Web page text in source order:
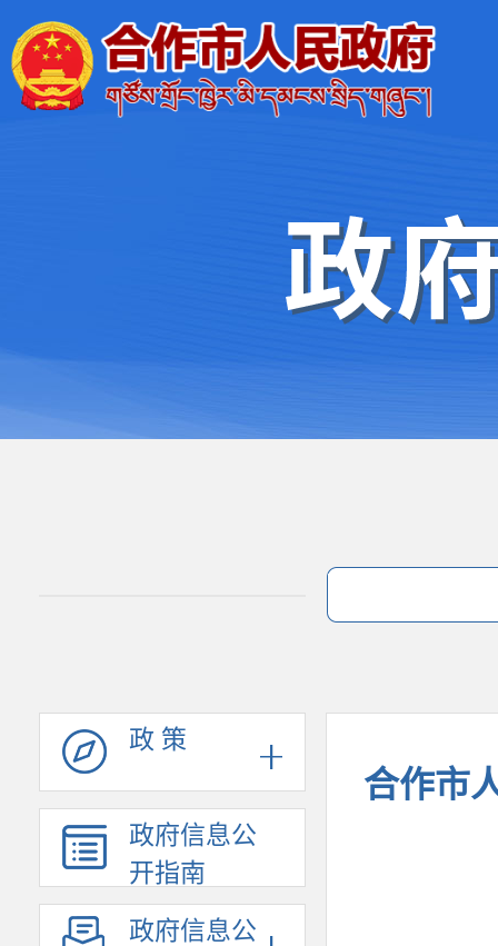
政 策
政府信息公
开指南
政府信息公
合作市